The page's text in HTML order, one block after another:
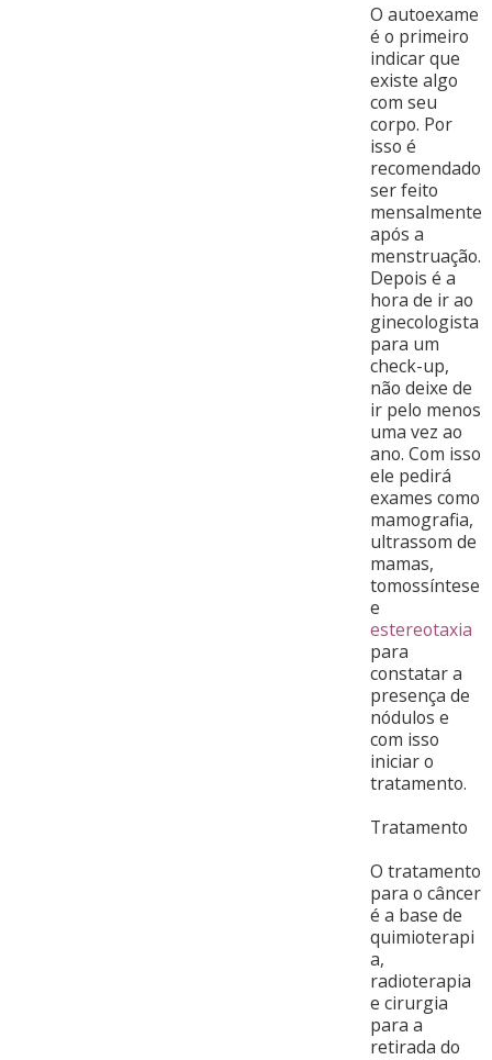
O autoexame
é o primeiro
indicar que
existe algo
com seu
corpo. Por
isso é
recomendado
ser feito
mensalmente
após a
menstruação.
Depois é a
hora de ir ao
ginecologista
para um
check-up,
não deixe de
ir pelo menos
uma vez ao
ano. Com isso
ele pedirá
exames como
mamografia,
ultrassom de
mamas,
tomossíntese
e
estereotaxia
para
constatar a
presença de
nódulos e
com isso
iniciar o
tratamento.
Tratamento
O tratamento
para o câncer
é a base de
quimioterapi
a,
radioterapia
e cirurgia
para a
retirada do